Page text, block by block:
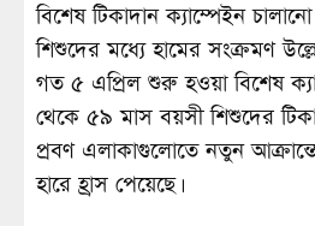
বিশেষ টিকাদান ক্যাম্পেইন
শিশুদের মধ্যে হামের সংক্রমণ
গত ৫ এপ্রিল শুরু হওয়া বিশেষ
থেকে ৫৯ মাস বয়সী শিশুদের
প্রবণ এলাকাগুলোতে নতুন
হারে হ্রাস পেয়েছে।